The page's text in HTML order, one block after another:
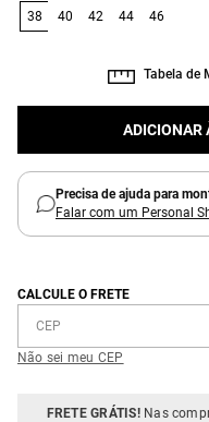
38 40 42 44 46
Tabela de
ADICIONAR
Precisa de ajuda para
Falar com um Personal
CALCULE O FRETE
Não sei meu CEP
FRETE GRÁTIS!Nas